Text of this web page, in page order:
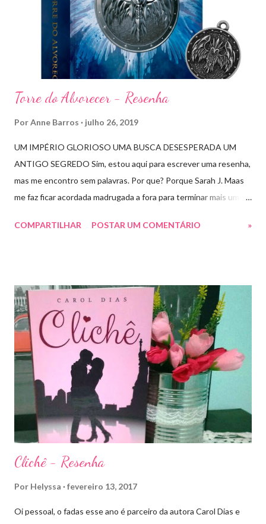
Torre do Alvorecer - Resenha
PorAnne Barros julho 26, 2019
UM IMPÉRIO GLORIOSO UMA BUSCA DESESPERADA UM
ANTIGO SEGREDO Sim, estou aqui para escrever uma resenha,
mas me encontro sem palavras. Por que? Porque Sarah J. Maas
me faz ficar acordada madrugada a fora para terminar mais um
romance da Saga Trono de Vidro que ocorre simultaneamente
todos meio atordoados com tudo que Dorian e Aelin fizeram e,
principalmente, descobriram sobre o Pai do Príncipe, agora Rei
de Ardalan. Todos têm uma missão nessa guerra mesmo que
ainda um pouco indefinida. Aelin deixa Ardalan nas mãos de seu
Rei e segue com sua corte para casa, para finalmente rever seu
lar, Terrasen. Com um novo rei no trono, Chaol Westfall passa a
ser Mão do Rei de Ardalan, e Nesryn Faliq a nova Capitã da
Guarda. Entret...
COMPARTILHAR POSTAR UM COMENTÁRIO »
Clichê - Resenha
Por Helyssa fevereiro 13, 2017
Oi pessoal, o fadas esse ano é parceiro da autora Carol Dias e